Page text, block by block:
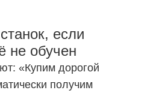
если
не обучен
«Купим дорогой
получим